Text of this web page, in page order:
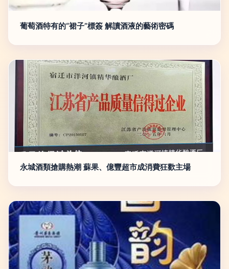
葡萄酒特有的“裙子”標簽 解讀酒液的藝術密碼
永城酒類搶購熱潮 蘇果、億豐超市成消費狂歡主場